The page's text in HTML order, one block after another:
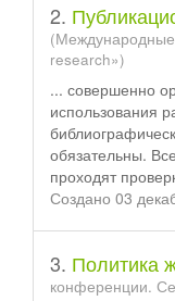
2.
research»)
... совершенно
использования
обязательны.
проходят
Создано 03
3. Политика
конференции.